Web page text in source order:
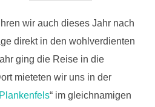
wir auch dieses Jahr nach
direkt in den wohlverdienten
ging die Reise in die
mieteten wir uns in der
“ im gleichnamigen